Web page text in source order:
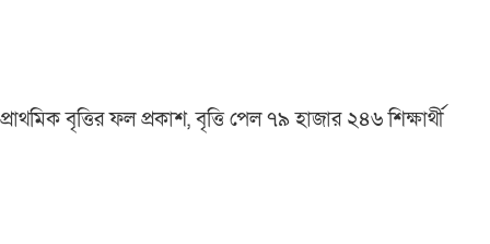
প্রাথমিক বৃত্তির ফল প্রকাশ, বৃত্তি পেল ৭৯ হাজার ২৪৬ শিক্ষার্থী